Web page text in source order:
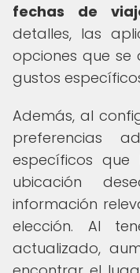
fechas de
detalles, las
opciones que se
gustos
Además, al
preferencias
específicos que
ubicación
información
elección. Al
actualizado,